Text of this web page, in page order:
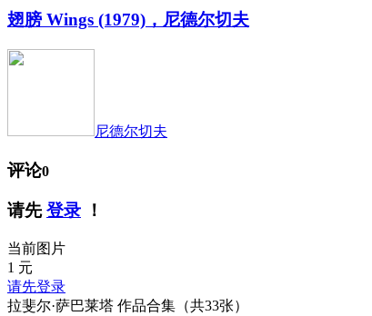
翅膀 Wings (1979)，尼德尔切夫
尼德尔切夫
评论0
请先登录 ！
当前图片
1 元
请先登录
拉斐尔·萨巴莱塔 作品合集（共33张）